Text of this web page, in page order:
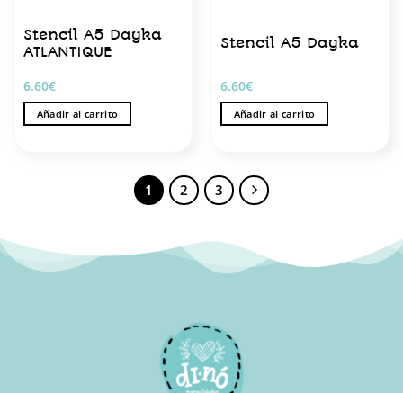
Stencil A5 Dayka
ATLANTIQUE
6.60€
Añadir al carrito
Stencil A5 Dayka
6.60€
Añadir al carrito
1 2 3